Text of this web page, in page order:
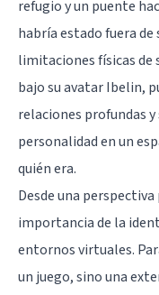
refugio y un puente
habría estado fuera de
limitaciones físicas de
bajo su avatar Ibelin,
relaciones profundas
personalidad en un
quién era.
Desde una
importancia de la
entornos virtuales.
un juego, sino una